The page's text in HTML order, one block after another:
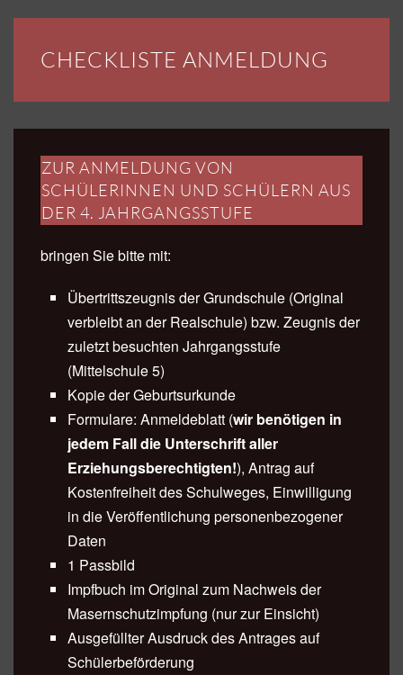
CHECKLISTE ANMELDUNG
ZUR ANMELDUNG VON
SCHÜLERINNEN UND SCHÜLERN AUS
DER 4. JAHRGANGSSTUFE
bringen Sie bitte mit:
Übertrittszeugnis der Grundschule (Original
verbleibt an der Realschule) bzw. Zeugnis der
zuletzt besuchten Jahrgangsstufe
(Mittelschule 5)
Kopie der Geburtsurkunde
Formulare: Anmeldeblatt (wir benötigen in
jedem Fall die Unterschrift aller
Erziehungsberechtigten!), Antrag auf
Kostenfreiheit des Schulweges, Einwilligung
in die Veröffentlichung personenbezogener
Daten
1 Passbild
Impfbuch im Original zum Nachweis der
Masernschutzimpfung (nur zur Einsicht)
Ausgefüllter Ausdruck des Antrages auf
Schülerbeförderung